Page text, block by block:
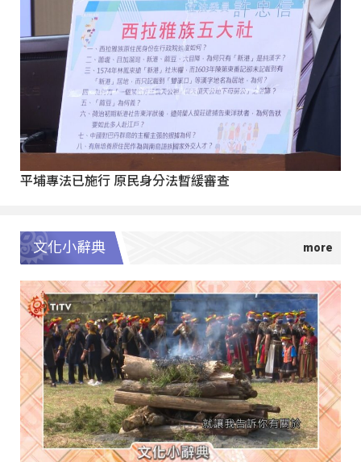
平埔專法已施行 原民身分法暫緩審查
文化小辭典